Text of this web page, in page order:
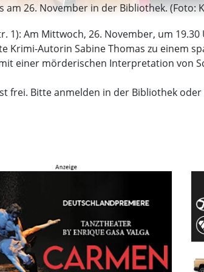
26. November in der Bibliothek. (Foto:
1): Am Mittwoch, 26. November, um
Krimi-Autorin Sabine Thomas zu einem
einer mörderischen Interpretation von
frei. Bitte anmelden in der Bibliothek